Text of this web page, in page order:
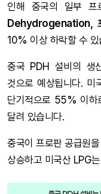
인해 중국의 일부
Dehydrogenation,
10% 이상 하락할 수 있
중국 PDH 설비의 생
것으로 예상됩니다.
단기적으로 55% 이하
달려 있습니다.
중국이 프로판 공급원
상승하고 미국산 LPG